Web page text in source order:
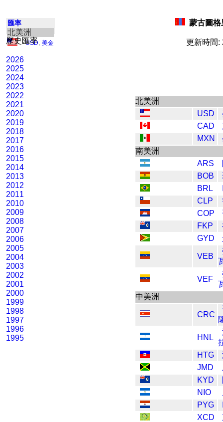
匯率
北美洲
USD 美金
歷史匯率
2026
2025
2024
2023
2022
2021
2020
2019
2018
2017
2016
2015
2014
2013
2012
2011
2010
2009
2008
2007
2006
2005
2004
2003
2002
2001
2000
1999
1998
1997
1996
1995
蒙古圖格
更新時間:
北美洲
USD
CAD
MXN
南美洲
ARS
BOB
BRL
CLP
COP
FKP
GYD
VEB
VEF
中美洲
CRC
HNL
HTG
JMD
KYD
NIO
PYG
XCD